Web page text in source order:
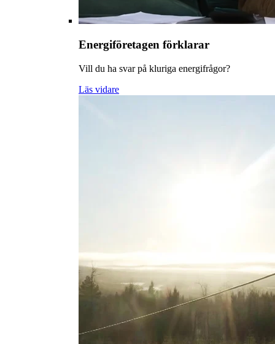
Energiföretagen förklarar
Vill du ha svar på kluriga energifrågor?
Läs vidare